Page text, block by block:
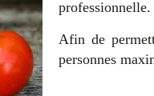
professionnelle.
Afin de
personnes